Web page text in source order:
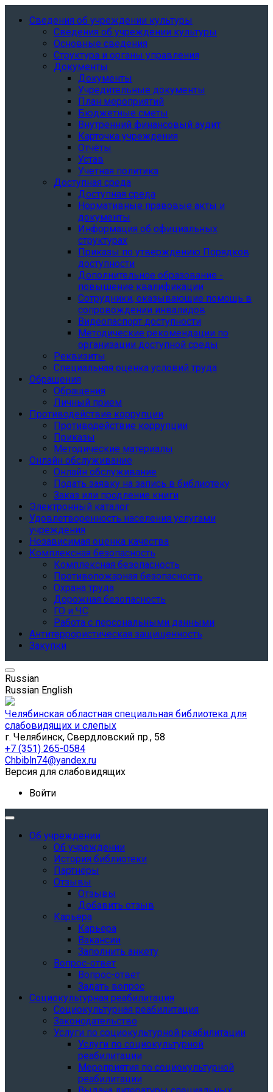
Сведения об учреждении культуры
Сведения об учреждении культуры
Основные сведения
Структура и органы управления
Документы
Документы
Учредительные документы
План мероприятий
Бюджетные сметы
Внутренний финансовый аудит
Карточка учреждения
Отчёты
Устав
Учетная политика
Доступная среда
Доступная среда
Нормативные правовые акты и
документы
Информация об официальных
структурах
Приказы по утверждению Порядков
доступности
Дополнительное образование -
повышение квалификации
Сотрудники, оказывающие помощь в
сопровождении инвалидов
Видеопаспорт доступности
Методические рекомендации по
организации доступной среды
Реквизиты
Специальная оценка условий труда
Обращения
Обращения
Личный прием
Противодействие коррупции
Противодействие коррупции
Приказы
Методические материалы
Онлайн обслуживание
Онлайн обслуживание
Подать заявку на запись в библиотеку
Заказ или продление книги
Электронный каталог
Удовлетворенность населения услугами
учреждения
Независимая оценка качества
Комплексная безопасность
Комплексная безопасность
Противопожарная безопасность
Охрана труда
Дорожная безопасность
ГО и ЧС
Работа с персональными данными
Антитеррористическая защищенность
Закупки
Russian
Russian English
Челябинская областная специальная библиотека для
слабовидящих и слепых
г. Челябинск, Свердловский пр., 58
+7 (351) 265-0584
Chbibln74@yandex.ru
Версия для слабовидящих
Войти
Об учреждении
Об учреждении
История библиотеки
Партнёры
Отзывы
Отзывы
Добавить отзыв
Карьера
Карьера
Вакансии
Заполнить анкету
Вопрос-ответ
Вопрос-ответ
Задать вопрос
Социокультурная реабилитация
Социокультурная реабилитация
Законодательство
Услуги по социокультурной реабилитации
Услуги по социокультурной
реабилитации
Мероприятия по социокультурной
реабилитации